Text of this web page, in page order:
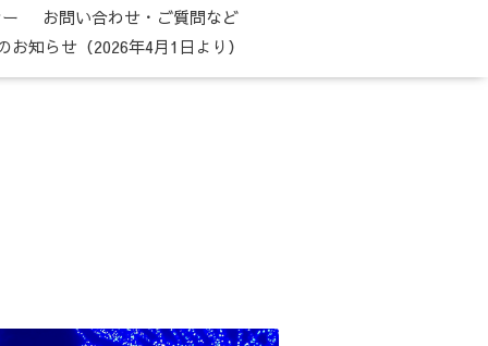
お問い合わせ・ご質問など
お知らせ（2026年4月1日より）